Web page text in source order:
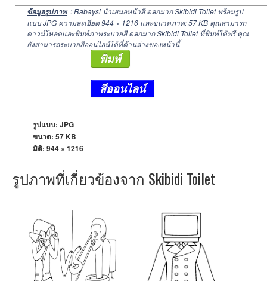
ข้อมูลรูปภาพ : Rabaysi นำเสนอหน้าสี ตลกมาก Skibidi Toilet พร้อมรูป
แบบ JPG ความละเอียด944 × 1216 และขนาดภาพ: 57 KB คุณสามารถ
ดาวน์โหลดและพิมพ์ภาพระบายสี ตลกมาก Skibidi Toilet ที่พิมพ์ได้ฟรี คุณ
ยังสามารถระบายสีออนไลน์ได้ที่ด้านล่างของหน้านี้
พิมพ์
สีออนไลน์
รูปแบบ: JPG
ขนาด: 57 KB
มิติ: 944 × 1216
รูปภาพที่เกี่ยวข้องจาก Skibidi Toilet